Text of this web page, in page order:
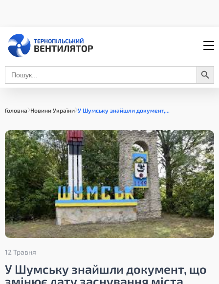
Search
for:
Search Button
Головна Новини України У Шумську знайшли документ,...
12 Травня
У Шумську знайшли документ, що
змінює дату заснування міста